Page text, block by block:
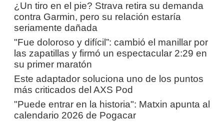
¿Un tiro en el pie? Strava retira su demanda
contra Garmin, pero su relación estaría
seriamente dañada
"Fue doloroso y difícil”: cambió el manillar por
las zapatillas y firmó un espectacular 2:29 en
su primer maratón
Este adaptador soluciona uno de los puntos
más criticados del AXS Pod
"Puede entrar en la historia": Matxin apunta al
calendario 2026 de Pogacar